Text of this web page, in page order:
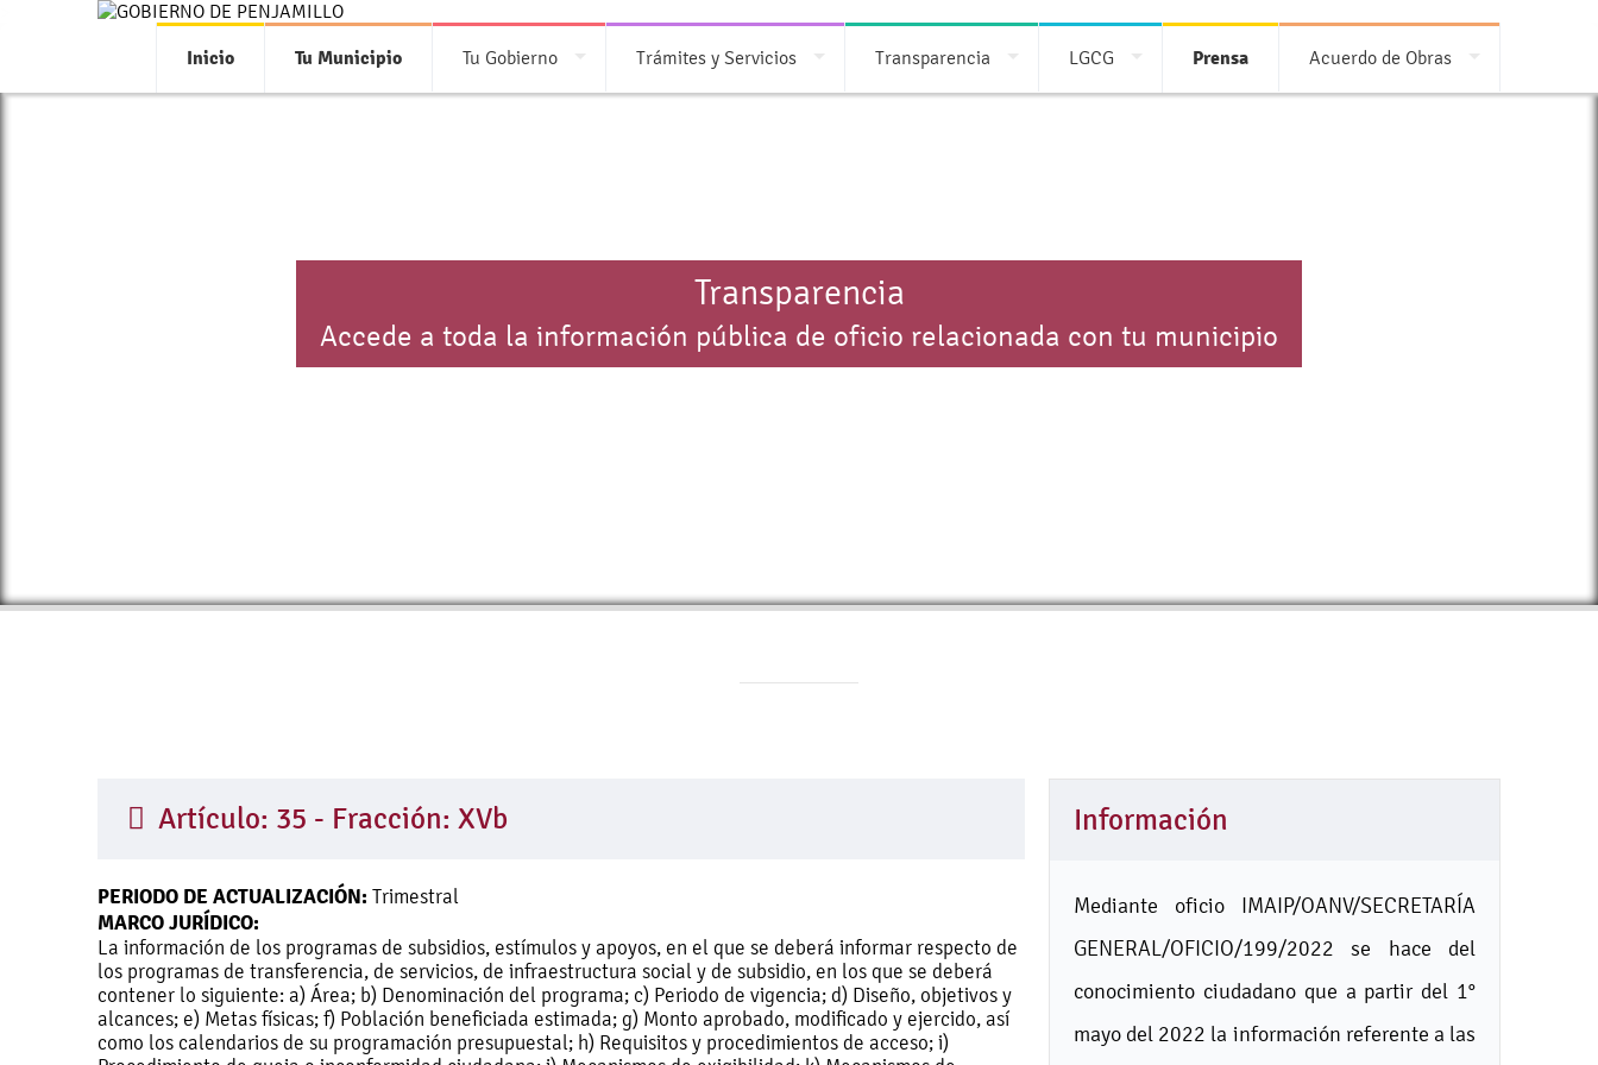
Inicio Tu Municipio Tu Gobierno Trámites y Servicios Transparencia LGCG Prensa Acuerdo de Obras
Transparencia
Accede a toda la información pública de oficio relacionada con tu municipio
Artículo: 35 - Fracción: XVb
PERIODO DE ACTUALIZACIÓN: Trimestral
MARCO JURÍDICO:
La información de los programas de subsidios, estímulos y apoyos, en el que se deberá informar respecto de
los programas de transferencia, de servicios, de infraestructura social y de subsidio, en los que se deberá
contener lo siguiente: a) Área; b) Denominación del programa; c) Periodo de vigencia; d) Diseño, objetivos y
alcances; e) Metas físicas; f) Población beneficiada estimada; g) Monto aprobado, modificado y ejercido, así
como los calendarios de su programación presupuestal; h) Requisitos y procedimientos de acceso; i)
Información
Mediante oficio IMAIP/OANV/SECRETARÍA
GENERAL/OFICIO/199/2022 se hace del
conocimiento ciudadano que a partir del 1°
mayo del 2022 la información referente a las